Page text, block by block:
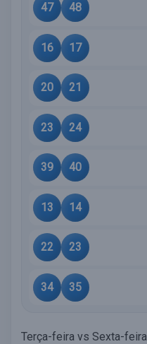
47 48
16 17
20 21
23 24
39 40
13 14
22 23
34 35
Terça-feira vs Sexta-feira